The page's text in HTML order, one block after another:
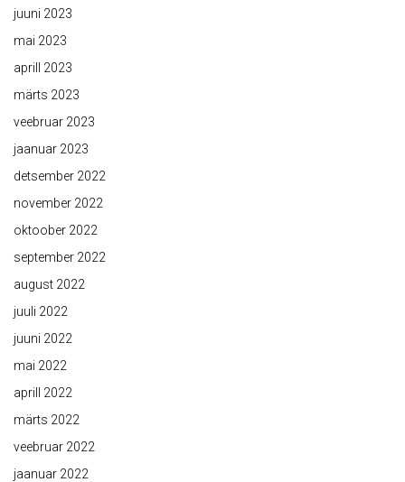
juuni 2023
mai 2023
aprill 2023
märts 2023
veebruar 2023
jaanuar 2023
detsember 2022
november 2022
oktoober 2022
september 2022
august 2022
juuli 2022
juuni 2022
mai 2022
aprill 2022
märts 2022
veebruar 2022
jaanuar 2022